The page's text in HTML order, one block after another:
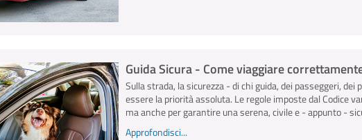
Guida Sicura - Come viaggiare
Sulla strada, la sicurezza - di chi guida, dei passeggeri,
essere la priorità assoluta. Le regole imposte dal Codice
ma anche per garantire una serena, civile e - appunto -
Approfondisci...